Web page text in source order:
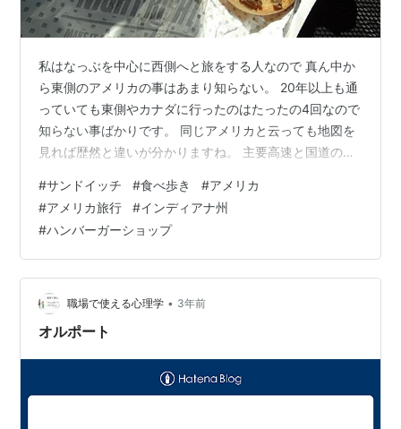
私はなっぶを中心に西側へと旅をする人なので 真ん中か
ら東側のアメリカの事はあまり知らない。 20年以上も通
っていても東側やカナダに行ったのはたったの4回なので
知らない事ばかりです。 同じアメリカと云っても地図を
見れば歴然と違いが分かりますね。 主要高速と国道の多
ころを見れば東が大事で西はその付録 なんて事が想像で
きます。 ドライブしていてもアメリカは東側から広がっ
た事が よく分かりますね。 食べ物でもそうです。 この
フィリーチーズステーキサブなるサンドイッチも 今は認
知しています私がが気づいたのは2度目か3度目の 東海岸
へ向けての旅の時でし…
#サンドイッチ #食べ歩き #アメリカ
#アメリカ旅行 #インディアナ州
#ハンバーガーショップ
職場で使える心理学 • 3年前
オルポート